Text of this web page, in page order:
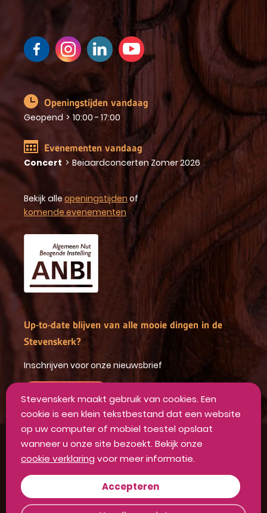
Openingstijden vandaag
Geopend > 10:00 - 17:00
Evenementen vandaag
Concert > Beiaardconcerten Zomer 2026
Bekijk alle openingstijden of
komende evenementen
Up-to-date blijven van alle mooie dingen in de
Stevenskerk?
Inschrijven voor onze nieuwsbrief
Algemene voorwaarden
Privacyverklaring
Disclaimer
Colofon
Stevenskerk maakt gebruik van cookies. Een
cookie is een klein tekstbestand dat een website
op uw computer of mobiel toestel opslaat
wanneer u onze site bezoekt. Bekijk onze
cookie verklaring voor meer informatie.
Accepteren